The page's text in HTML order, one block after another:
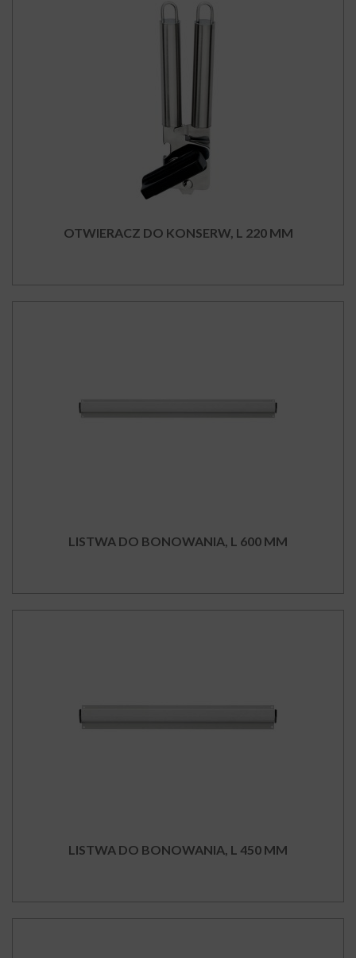
OTWIERACZ DO KONSERW, L 220 MM
LISTWA DO BONOWANIA, L 600 MM
LISTWA DO BONOWANIA, L 450 MM